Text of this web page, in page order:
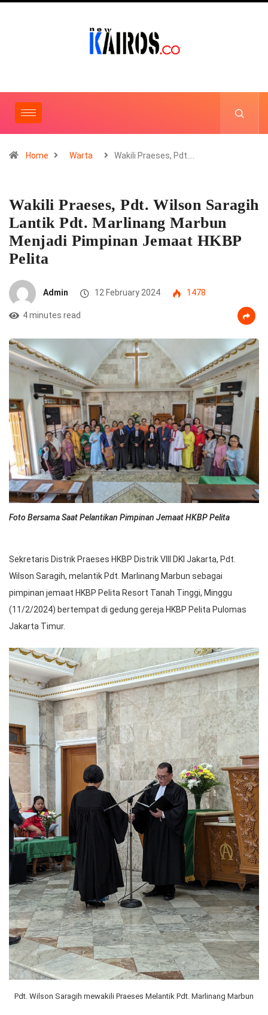
Home Warta Wakili Praeses, Pdt.…
Wakili Praeses, Pdt. Wilson Saragih
Lantik Pdt. Marlinang Marbun
Menjadi Pimpinan Jemaat HKBP
Pelita
Admin 12 February 2024 1478
4 minutes read
Foto Bersama Saat Pelantikan Pimpinan Jemaat HKBP Pelita
Sekretaris Distrik Praeses HKBP Distrik VIII DKI Jakarta, Pdt.
Wilson Saragih, melantik Pdt. Marlinang Marbun sebagai
pimpinan jemaat HKBP Pelita Resort Tanah Tinggi, Minggu
(11/2/2024) bertempat di gedung gereja HKBP Pelita Pulomas
Jakarta Timur.
Pdt. Wilson Saragih mewakili Praeses Melantik Pdt. Marlinang Marbun